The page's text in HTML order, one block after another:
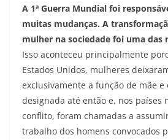
A 1ª Guerra Mundial foi
muitas mudanças. A
mulher na sociedade foi uma das
Isso aconteceu principalmente
Estados Unidos, mulheres
exclusivamente a função de mãe e
designada até então e, nos países
conflito, foram chamadas a
trabalho dos homens convocados